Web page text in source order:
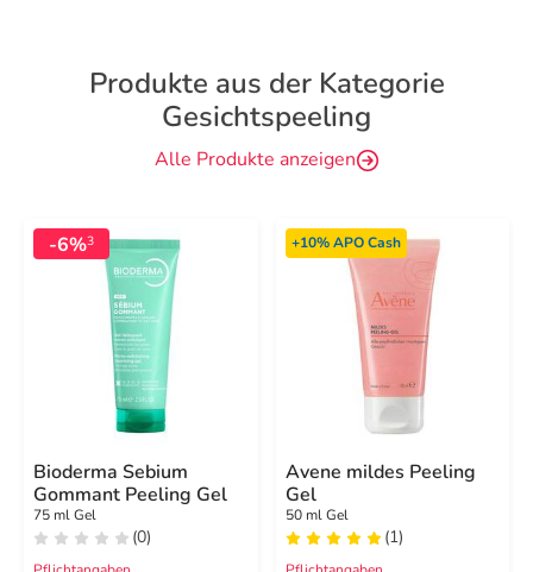
Produkte aus der Kategorie
Gesichtspeeling
Alle Produkte anzeigen
-6%3
Bioderma Sebium
Gommant Peeling Gel
75 ml Gel
(0)
+10%APO Cash
Avene mildes Peeling
Gel
50 ml Gel
(1)